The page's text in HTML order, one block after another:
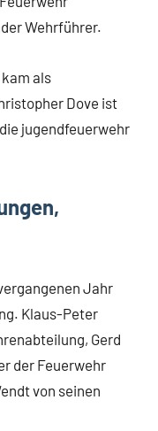
Wehrführer.
als
Dove ist
jugendfeuerwehr
Jahr
Klaus-Peter
Gerd
der Feuerwehr
von seinen